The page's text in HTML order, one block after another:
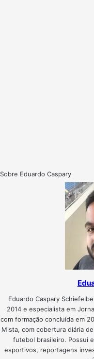
Sobre Eduardo Caspary
Eduardo Caspary
2014 e especialista em
com formação concluída em
Mista, com cobertura diária
futebol brasileiro. Possui
esportivos, reportagens